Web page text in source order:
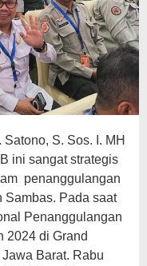
S. Sos. I. MH
ini sangat strategis
penanggulangan
Sambas. Pada saat
Penanggulangan
2024 di Grand
Barat. Rabu